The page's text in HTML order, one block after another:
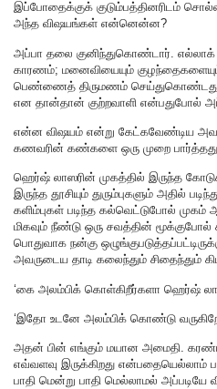
இப்போதைக்குக் குடும்பத்தினரிடம்
அந்த விஷயங்கள் என்னென்ன?
அப்பா தலை குனிந்துகொண்டார்.
காரணம்; மனைவியையும் குழந்தைகளையும்
பெண்ணைத் திருமணம்
என தான்தான் குற்றவாளி என்பதுபோல்
என்ன விஷயம் என்று கேட்கவேண்டிய
கணவரின் கண்களை ஒரு முறை பார்த்ததுமே
ஹெர்ஷ் லாஸரின் முகத்தில் இருந்த
இருந்த தூசியும் துரும்புகளும் அதில்
களிம்புகள் படிந்த கல்வெட்டுபோல் முகம்
மிகவும் நீண்டு ஒரு சவத்தின்
பொதுவாக நன்கு
அவருடைய தாடி கலைந்தும் சிதைந்தும்
‘கை அலம்பிக் கொள்கிறீர்களா ஹெர்ஷ்
‘இதோ உடனே அலம்பிக் கொண்டு
அதன் பின் எங்கும் மயான அமைதி.
எவ்வளவு இருக்கிறது என்பதையெல்லாம்
பாதி மென்று பாதி மெல்லாமல் அப்படியே